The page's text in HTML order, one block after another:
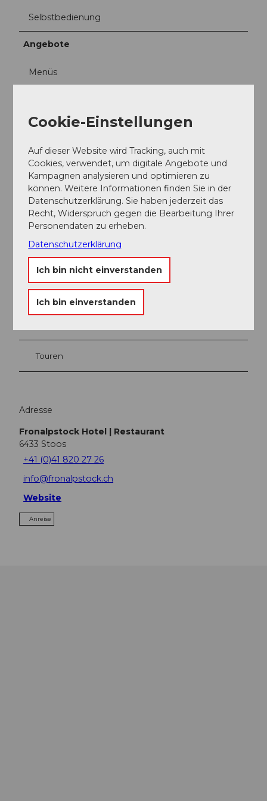
Selbstbedienung
Angebote
Menüs
Neben der Bergstation der Sesselbahn Stoos-
Ansprechpartner:in
Jan Felder
In der Nähe
Veranstaltung
Touren
Adresse
Fronalpstock Hotel | Restaurant
6433 Stoos
+41 (0)41 820 27 26
info@fronalpstock.ch
Website
Anreise
Cookie-Einstellungen
Auf dieser Website wird Tracking, auch mit
Cookies, verwendet, um digitale Angebote und
Kampagnen analysieren und optimieren zu
können. Weitere Informationen finden Sie in der
Datenschutzerklärung. Sie haben jederzeit das
Recht, Widerspruch gegen die Bearbeitung Ihrer
Personendaten zu erheben.
Datenschutzerklärung
Ich bin nicht einverstanden
Ich bin einverstanden